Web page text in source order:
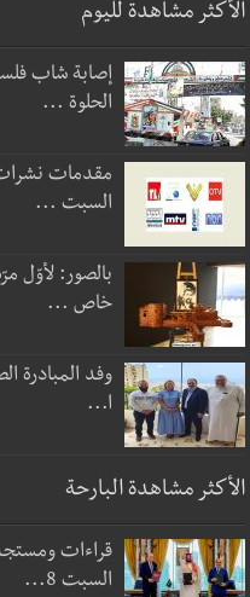
الأكثر مشاهدة لليوم
إصابة شاب
الحلوة ...
مقدمات نشرات
السبت ...
بالصور: لأوّل
خاص ...
وفد المبادرة
ا...
الأكثر مشاهدة البارحة
قراءات
السبت 8...